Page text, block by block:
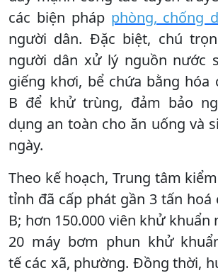
các biện pháp phòng, chống
người dân. Đặc biệt, chú
người dân xử lý nguồn nước
giếng khơi, bể chứa bằng hóa
B để khử trùng, đảm bảo
dụng an toàn cho ăn uống và
ngày.
Theo kế hoạch, Trung tâm
tỉnh đã cấp phát gần 3 tấn hoá
B; hơn 150.000 viên khử khuẩn
20 máy bơm phun khử
tế các xã, phường. Đồng thời,